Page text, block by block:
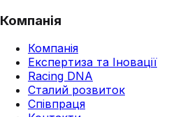
Компанія
Компанія
Експертиза та Іновації
Racing DNA
Сталий розвиток
Співпраця